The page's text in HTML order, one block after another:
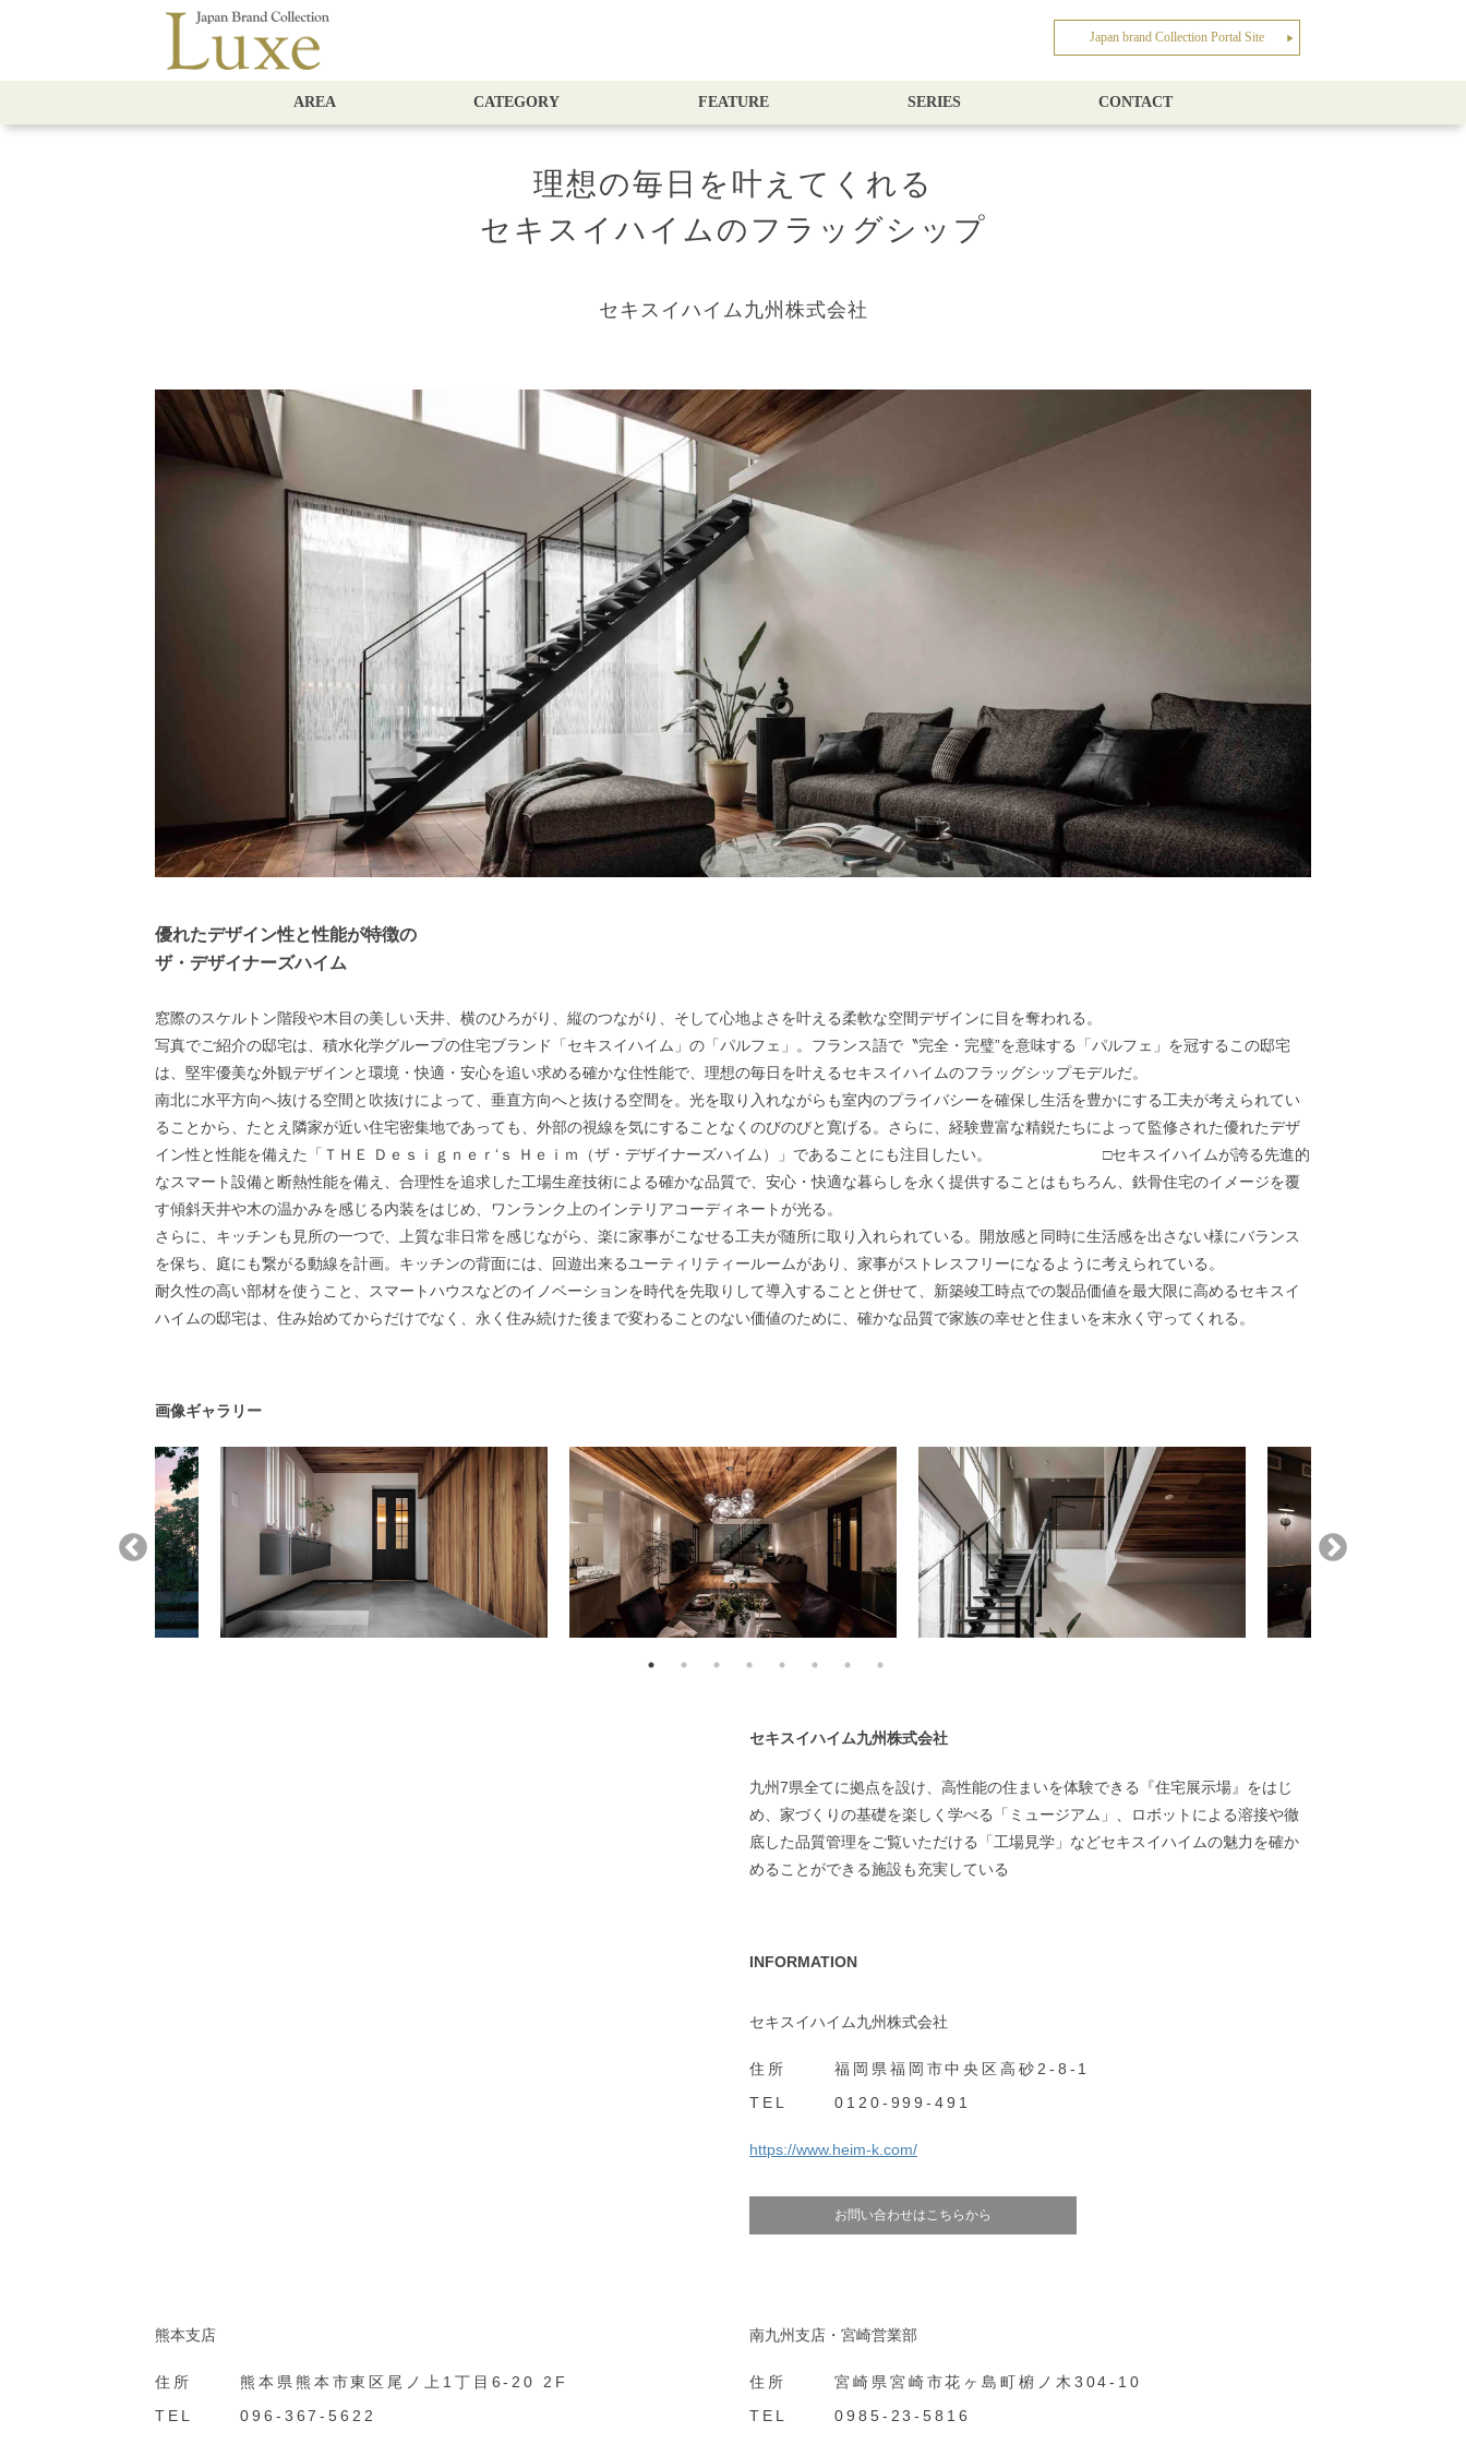
AREA CATEGORY FEATURE SERIES CONTACT
Japan brand Collection Portal Site ▶︎
理想の毎日を叶えてくれる
セキスイハイムのフラッグシップ
セキスイハイム九州株式会社
優れたデザイン性と性能が特徴の
ザ・デザイナーズハイム
窓際のスケルトン階段や木目の美しい天井、横のひろがり、縦のつながり、そして心地よさを叶える柔軟な空間デザインに目を奪われる。
写真でご紹介の邸宅は、積水化学グループの住宅ブランド「セキスイハイム」の「パルフェ」。フランス語で〝完全・完璧”を意味する「パルフェ」を冠するこの邸宅
は、堅牢優美な外観デザインと環境・快適・安心を追い求める確かな住性能で、理想の毎日を叶えるセキスイハイムのフラッグシップモデルだ。
南北に水平方向へ抜ける空間と吹抜けによって、垂直方向へと抜ける空間を。光を取り入れながらも室内のプライバシーを確保し生活を豊かにする工夫が考えられてい
ることから、たとえ隣家が近い住宅密集地であっても、外部の視線を気にすることなくのびのびと寛げる。さらに、経験豊富な精鋭たちによって監修された優れたデザ
イン性と性能を備えた「ＴＨＥ Ｄｅｓｉｇｎｅｒ‘ｓ Ｈｅｉｍ（ザ・デザイナーズハイム）」であることにも注目したい。 □セキスイハイムが誇る先進的
なスマート設備と断熱性能を備え、合理性を追求した工場生産技術による確かな品質で、安心・快適な暮らしを永く提供することはもちろん、鉄骨住宅のイメージを覆
す傾斜天井や木の温かみを感じる内装をはじめ、ワンランク上のインテリアコーディネートが光る。
さらに、キッチンも見所の一つで、上質な非日常を感じながら、楽に家事がこなせる工夫が随所に取り入れられている。開放感と同時に生活感を出さない様にバランス
を保ち、庭にも繋がる動線を計画。キッチンの背面には、回遊出来るユーティリティールームがあり、家事がストレスフリーになるように考えられている。
耐久性の⾼い部材を使うこと、スマートハウスなどのイノベーションを時代を先取りして導⼊することと併せて、新築竣⼯時点での製品価値を最⼤限に⾼めるセキスイ
ハイムの邸宅は、住み始めてからだけでなく、永く住み続けた後まで変わることのない価値のために、確かな品質で家族の幸せと住まいを末永く守ってくれる。
画像ギャラリー
セキスイハイム九州株式会社
九州7県全てに拠点を設け、高性能の住まいを体験できる『住宅展示場』をはじ
め、家づくりの基礎を楽しく学べる「ミュージアム」、ロボットによる溶接や徹
底した品質管理をご覧いただける「工場見学」などセキスイハイムの魅力を確か
めることができる施設も充実している
INFORMATION
セキスイハイム九州株式会社
住所
福岡県福岡市中央区高砂2-8-1
TEL
0120-999-491
https://www.heim-k.com/
お問い合わせはこちらから
熊本支店
住所
熊本県熊本市東区尾ノ上1丁目6-20 2F
TEL
096-367-5622
南九州支店・宮崎営業部
住所
宮崎県宮崎市花ヶ島町椨ノ木304-10
TEL
0985-23-5816